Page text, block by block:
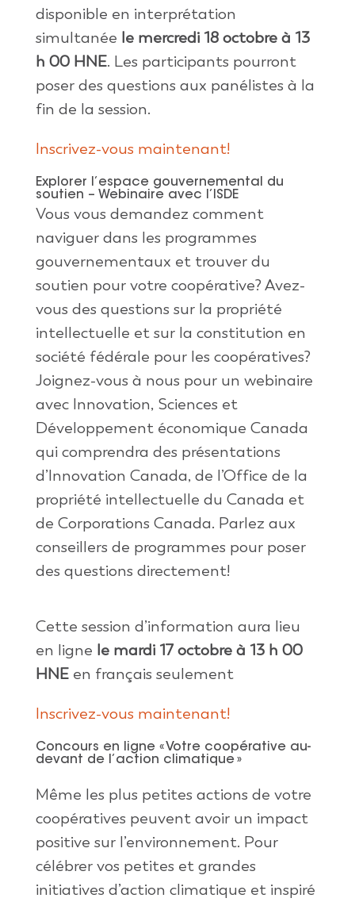
disponible en interprétation
simultanée le mercredi 18 octobre à 13
h 00 HNE. Les participants pourront
poser des questions aux panélistes à la
fin de la session.
Inscrivez-vous maintenant!
Explorer l’espace gouvernemental
du
soutien – Webinaire avec l’ ISDE
Vous vous demandez comment
naviguer dans les programmes
gouvernementaux et trouver du
soutien pour votre coopérative? Avez-
vous des questions sur la propriété
intellectuelle et sur la constitution en
société fédérale pour les coopératives?
Joignez-vous à nous pour un webinaire
avec Innovation, Sciences et
Développement économique Canada
qui comprendra des présentations
d’Innovation Canada, de l’Office de la
propriété intellectuelle du Canada et
de Corporations Canada. Parlez aux
conseillers de programmes pour poser
des questions directement!
Cette session d’information aura lieu
en ligne le mardi 17 octobre à 13 h 00
HNEen français seulement
Inscrivez-vous maintenant!
Concours en ligne « Votre coopérative au-
devant de l’action climatique »
Même les plus petites actions de votre
coopératives peuvent avoirun impact
positive sur l’environnement. Pour
célébrer vos petites etgrandes
initiatives d’action climatique et inspiré